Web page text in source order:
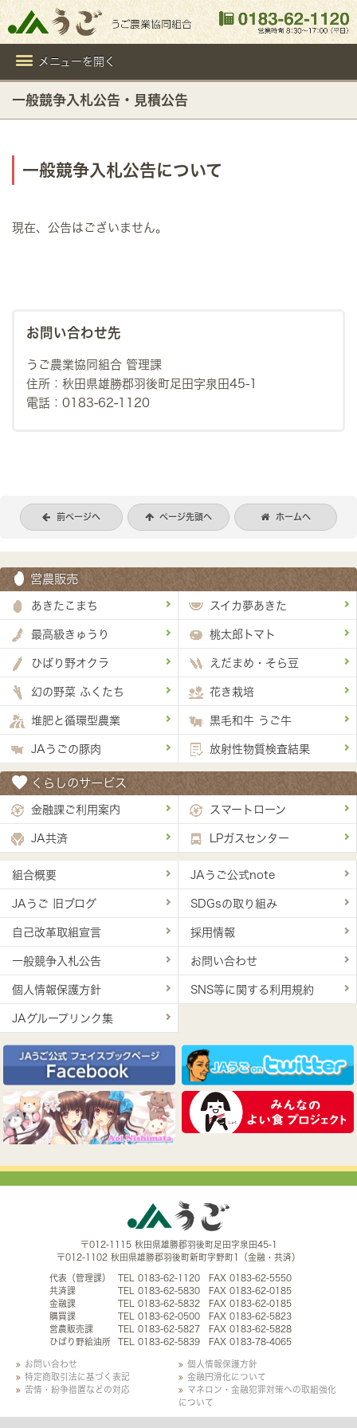
メニューを開く
一般競争入札公告・見積公告
一般競争入札公告について
現在、公告はございません。
お問い合わせ先
うご農業協同組合 管理課
住所：秋田県雄勝郡羽後町足田字泉田45-1
電話：0183-62-1120
前ページへ ページ先頭へ ホームへ
営農販売
あきたこまち スイカ夢あきた
最高級きゅうり 桃太郎トマト
ひばり野オクラ えだまめ・そら豆
幻の野菜 ふくたち 花き栽培
堆肥と循環型農業 黒毛和牛 うご牛
JAうごの豚肉 放射性物質検査結果
くらしのサービス
金融課ご利用案内 スマートローン
JA共済 LPガスセンター
組合概要 JAうご公式note
JAうご 旧ブログ SDGsの取り組み
自己改革取組宣言 採用情報
一般競争入札公告 お問い合わせ
個人情報保護方針 SNS等に関する利用規約
JAグループリンク集
〒012-1115 秋田県雄勝郡羽後町足田字泉田45-1
〒012-1102 秋田県雄勝郡羽後町新町字野町1（金融・共済）
代表（管理課）
TEL 0183-62-1120 FAX 0183-62-5550
共済課
TEL 0183-62-5830 FAX 0183-62-0185
金融課
TEL 0183-62-5832 FAX 0183-62-0185
購買課
TEL 0183-62-0500 FAX 0183-62-5823
営農販売課
TEL 0183-62-5827 FAX 0183-62-5828
ひばり野給油所
TEL 0183-62-5839 FAX 0183-78-4065
お問い合わせ
個人情報保護方針
特定商取引法に基づく表記
金融円滑化について
苦情・紛争措置などの対応
マネロン・金融犯罪対策への取組強化
について